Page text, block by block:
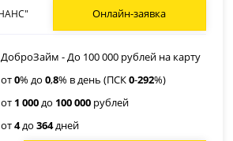
Онлайн-заявка
ДоброЗайм - До 100 000 рублей на карту
от0% до0,8% в день (ПСК0-292%)
от 1 000до 100 000 рублей
от4до364дней